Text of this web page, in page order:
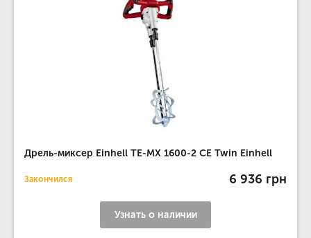
Дрель-миксер Einhell TE-MX 1600-2 CE Twin Einhell
Закончился 6 936 грн
Узнать о наличии